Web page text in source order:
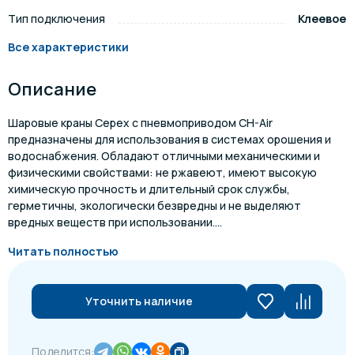
Тип подключения
Клеевое
Все характеристики
Описание
Шаровые краны Cepex с пневмоприводом CH-Air
предназначены для использования в системах орошения и
водоснабжения. Обладают отличными механическими и
физическими свойствами: не ржавеют, имеют высокую
химическую прочность и длительный срок службы,
герметичны, экологически безвредны и не выделяют
вредных веществ при использовании....
Читать полностью
Уточнить наличие
Поделится: